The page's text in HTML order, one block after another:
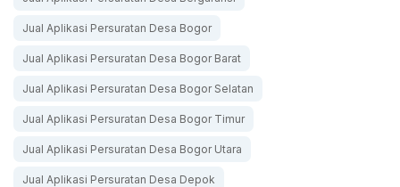
Jual Aplikasi Persuratan Desa Bogor
Jual Aplikasi Persuratan Desa Bogor Barat
Jual Aplikasi Persuratan Desa Bogor Selatan
Jual Aplikasi Persuratan Desa Bogor Timur
Jual Aplikasi Persuratan Desa Bogor Utara
Jual Aplikasi Persuratan Desa Depok